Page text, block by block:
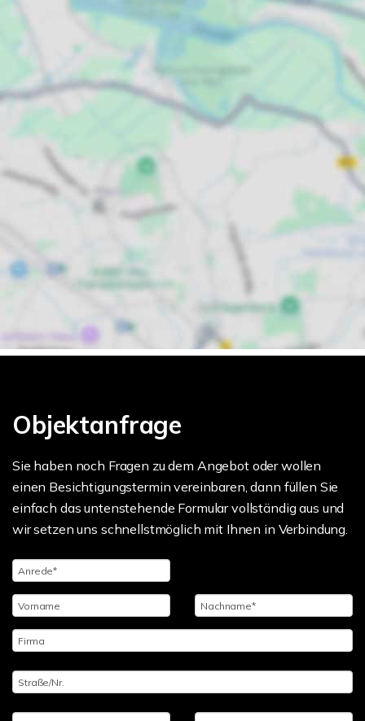
Objektanfrage
Sie haben noch Fragen zu dem Angebot oder wollen
einen Besichtigungstermin vereinbaren, dann füllen Sie
einfach das untenstehende Formular vollständig aus und
wir setzen uns schnellstmöglich mit Ihnen in Verbindung.